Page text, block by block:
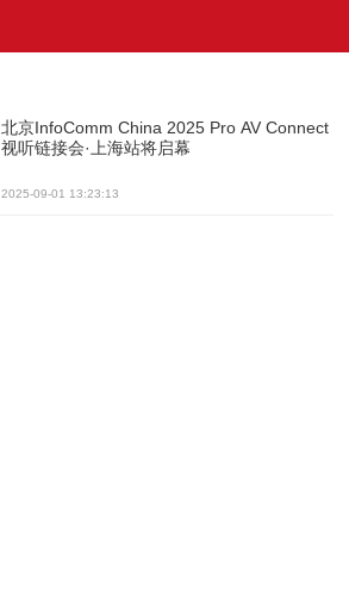
北京InfoComm China 2025 Pro AV Connect
视听链接会·上海站将启幕
2025-09-01 13:23:13